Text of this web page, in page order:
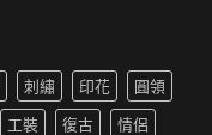
刺繡 印花
圓領
工裝 復古
情侶